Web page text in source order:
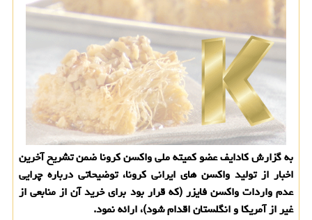
به گزارش کادایف عضو کمیته ملی واکسن کرونا ضمن تشریح آخرین
اخبار از تولید واکسن های ایرانی کرونا، توضیحاتی درباره چرایی
عدم واردات واکسن فایزر (که قرار بود برای خرید آن از منابعی از
غیر از آمریکا و انگلستان اقدام شود)، ارائه نمود.